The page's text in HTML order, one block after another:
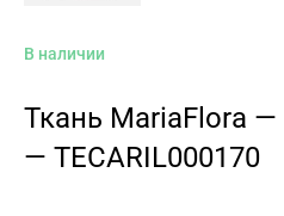
В наличии
Ткань MariaFlora —
— TECARIL000170